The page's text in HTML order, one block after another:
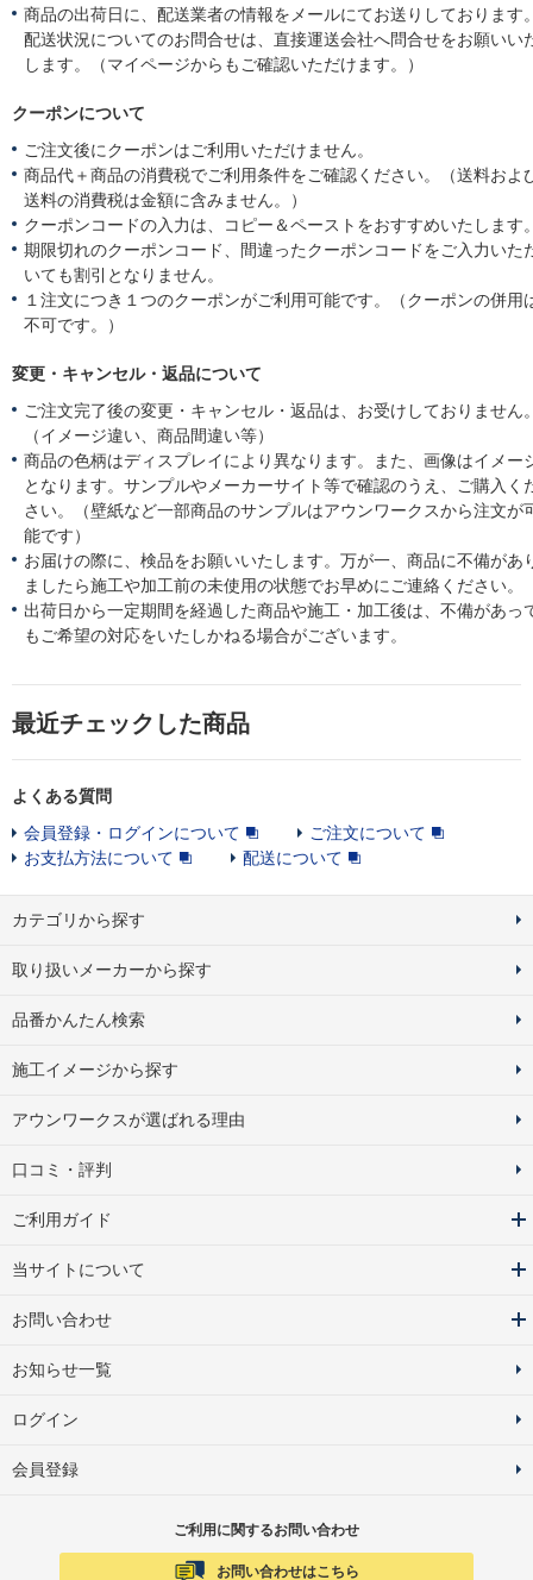
商品の出荷日に、配送業者の情報をメールにてお送りしております
配送状況についてのお問合せは、直接運送会社へ問合せをお願いい
します。（マイページからもご確認いただけます。）
クーポンについて
ご注文後にクーポンはご利用いただけません。
商品代＋商品の消費税でご利用条件をご確認ください。（送料およ
送料の消費税は金額に含みません。）
クーポンコードの入力は、コピー＆ペーストをおすすめいたします
期限切れのクーポンコード、間違ったクーポンコードをご入力いた
いても割引となりません。
１注文につき１つのクーポンがご利用可能です。（クーポンの併用
不可です。）
変更・キャンセル・返品について
ご注文完了後の変更・キャンセル・返品は、お受けしておりません
（イメージ違い、商品間違い等）
商品の色柄はディスプレイにより異なります。また、画像はイメー
となります。サンプルやメーカーサイト等で確認のうえ、ご購入く
さい。（壁紙など一部商品のサンプルはアウンワークスから注文が
能です）
お届けの際に、検品をお願いいたします。万が一、商品に不備があ
ましたら施工や加工前の未使用の状態でお早めにご連絡ください。
出荷日から一定期間を経過した商品や施工・加工後は、不備があっ
もご希望の対応をいたしかねる場合がございます。
最近チェックした商品
よくある質問
会員登録・ログインについて
ご注文について
お支払方法について
配送について
カテゴリから探す
取り扱いメーカーから探す
品番かんたん検索
施工イメージから探す
アウンワークスが選ばれる理由
口コミ・評判
ご利用ガイド
当サイトについて
お問い合わせ
お知らせ一覧
ログイン
会員登録
ご利用に関するお問い合わせ
お問い合わせはこちら